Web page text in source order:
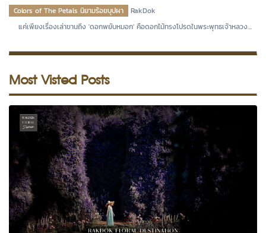
Colors of The Petals นิยามร้อยบุปผา
RakDok
แค่เพียงเรื่องเล่าขานถึง 'ดอกพยับหมอก' คือดอกไม้ทรงโปรดในพระพุทธเจ้าหลวง
Most Visted Posts